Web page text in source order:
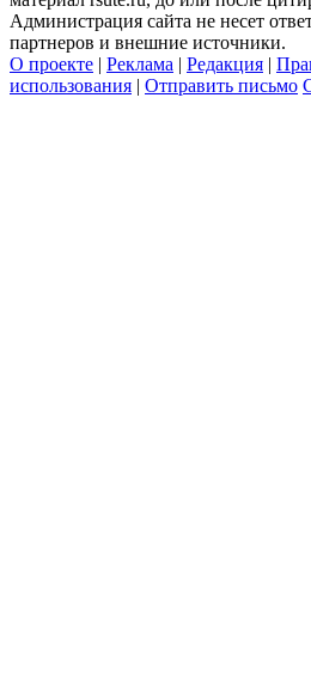
Администрация сайта не несет
партнеров и внешние источники.
О проекте | Реклама | Редакция |
использования | Отправить письмо